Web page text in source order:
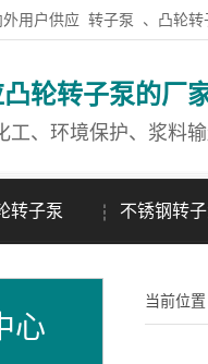
用户供应 转子泵 、凸轮
轮转子泵的厂
工、环境保护、浆料
转子泵 不锈钢转
心
当前位置